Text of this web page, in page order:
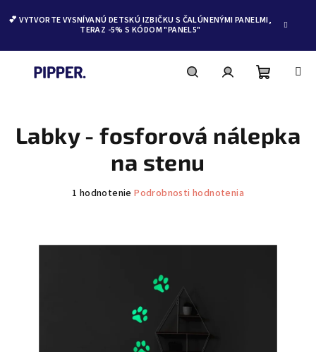
obsah
💕 VYTVORTE VYSNÍVANÚ DETSKÚ IZBIČKU S ČALÚNENÝMI PANELMI,
TERAZ -5% S KÓDOM "PANEL5"
košík
Labky - fosforová nálepka
na stenu
1 hodnotenie Podrobnosti hodnotenia